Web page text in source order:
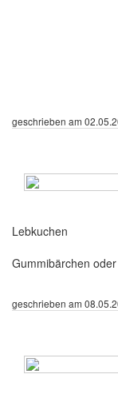
geschrieben am
Lebkuchen
Gummibärchen
geschrieben am